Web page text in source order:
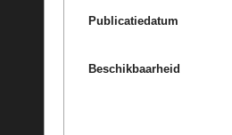
Publicatiedatum
Beschikbaarheid